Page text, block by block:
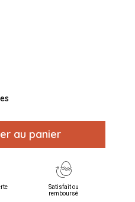
au panier
Satisfait ou
remboursé